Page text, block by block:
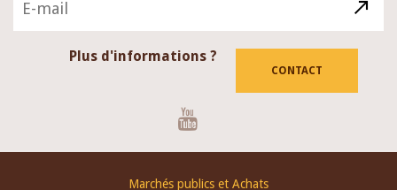
Plus d'informations ?
CONTACT
Marchés publics et Achats